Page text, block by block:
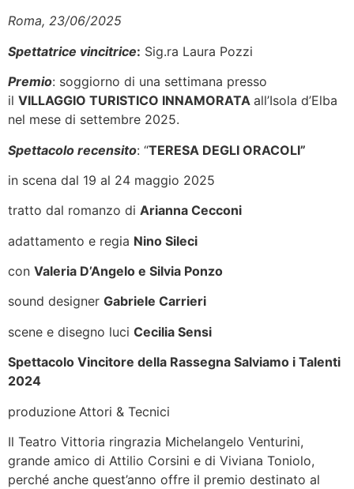
Roma, 23/06/2025
Spettatrice vincitrice: Sig.ra Laura Pozzi
Premio: soggiorno di una settimana presso
il VILLAGGIO TURISTICO INNAMORATA all’Isola d’Elba
nel mese di settembre 2025.
Spettacolo recensito: “TERESA DEGLI ORACOLI”
in scena dal 19 al 24 maggio 2025
tratto dal romanzo di Arianna Cecconi
adattamento e regia Nino Sileci
con Valeria D’Angelo e Silvia Ponzo
sound designer Gabriele Carrieri
scene e disegno luci Cecilia Sensi
Spettacolo Vincitore della Rassegna Salviamo i Talenti
2024
produzione Attori & Tecnici
Il Teatro Vittoria ringrazia Michelangelo Venturini,
grande amico di Attilio Corsini e di Viviana Toniolo,
perché anche quest’anno offre il premio destinato al